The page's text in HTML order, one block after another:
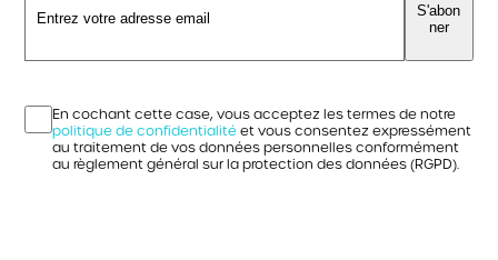
En cochant cette case, vous acceptez les termes de notre
politique de confidentialité et vous consentez expressément
au traitement de vos données personnelles conformément
au règlement général sur la protection des données (RGPD).
S'abon
ner